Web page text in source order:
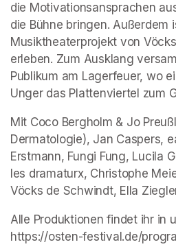
die Motivationsansprachen
die Bühne bringen. Außerdem
Musiktheaterprojekt von
erleben. Zum Ausklang
Publikum am Lagerfeuer, wo
Unger das Plattenviertel zum
Mit Coco Bergholm & Jo
Dermatologie), Jan Caspers,
Erstmann, Fungi Fung, Lucila
les dramaturx, Christophe
Vöcks de Schwindt, Ella
Alle Produktionen findet ihr in
https://osten-festival.de/